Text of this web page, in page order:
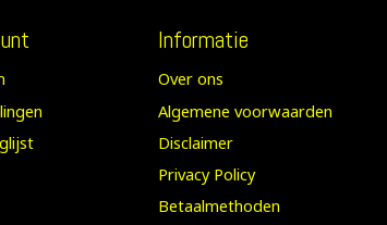
Informatie
Over ons
Algemene voorwaarden
Disclaimer
Privacy Policy
Betaalmethoden